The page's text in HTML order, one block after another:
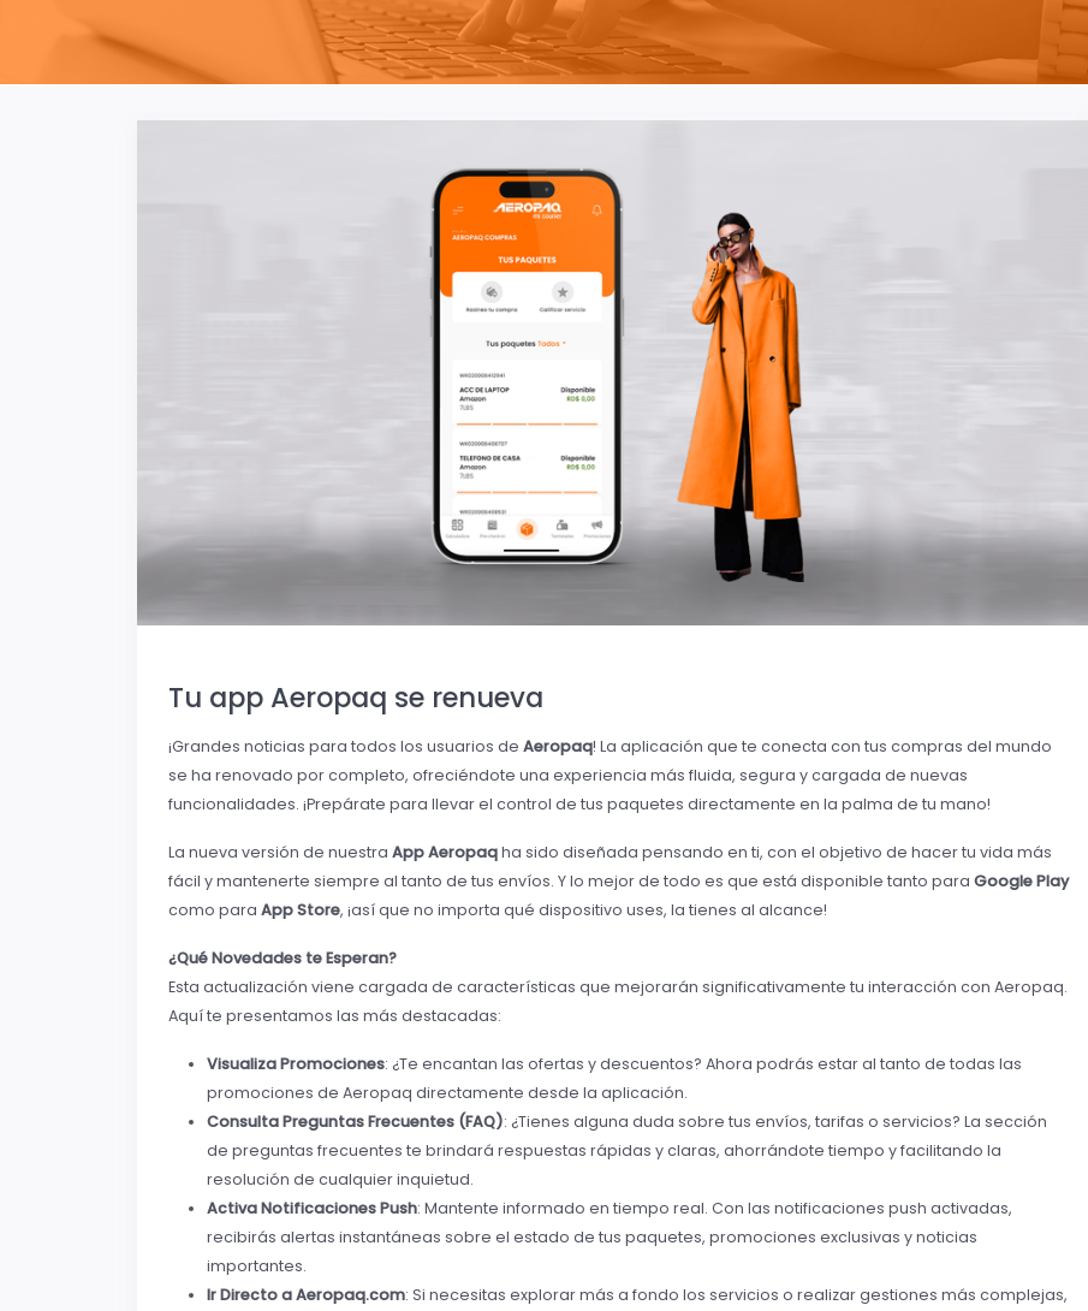
Tu app Aeropaq se renueva
¡Grandes noticias para todos los usuarios de Aeropaq! La aplicación que te conecta con tus compras del mundo
se ha renovado por completo, ofreciéndote una experiencia más fluida, segura y cargada de nuevas
funcionalidades. ¡Prepárate para llevar el control de tus paquetes directamente en la palma de tu mano!
La nueva versión de nuestra App Aeropaqha sido diseñada pensando en ti, con el objetivo de hacer tu vida más
fácil y mantenerte siempre al tanto de tus envíos. Y lo mejor de todo es que está disponible tanto para Google Play
como para App Store, ¡así que no importa qué dispositivo uses, la tienes al alcance!
¿Qué Novedades te Esperan?
Esta actualización viene cargada de características que mejorarán significativamente tu interacción con Aeropaq.
Aquí te presentamos las más destacadas:
Visualiza Promociones: ¿Te encantan las ofertas y descuentos? Ahora podrás estar al tanto de todas las
promociones de Aeropaq directamente desde la aplicación.
Consulta Preguntas Frecuentes (FAQ): ¿Tienes alguna duda sobre tus envíos, tarifas o servicios? La sección
de preguntas frecuentes te brindará respuestas rápidas y claras, ahorrándote tiempo y facilitando la
resolución de cualquier inquietud.
Activa Notificaciones Push: Mantente informado en tiempo real. Con las notificaciones push activadas,
recibirás alertas instantáneas sobre el estado de tus paquetes, promociones exclusivas y noticias
importantes.
Ir Directo a Aeropaq.com: Si necesitas explorar más a fondo los servicios o realizar gestiones más complejas,